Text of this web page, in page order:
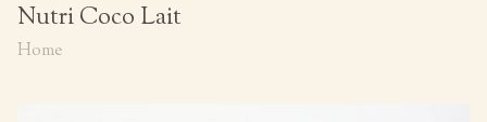
Nutri Coco Lait
Home